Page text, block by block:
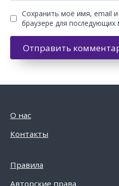
Сохранить моё имя, email и
браузере для
О нас
Контакты
Правила
Авторские права